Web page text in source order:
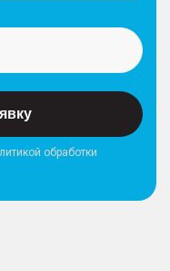
обработки